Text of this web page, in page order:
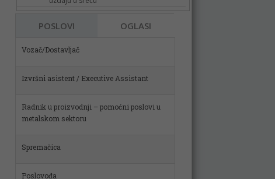
POSLOVI OGLASI
Izvršni asistent / Executive Assistant
Radnik u proizvodnji – pomoćni poslovi u
Spremačica
Poslovođa
Skladištar (m)